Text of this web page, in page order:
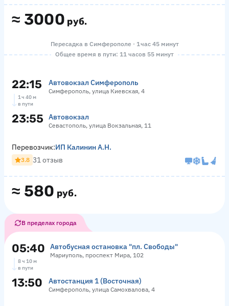
≈ 3000 руб.
Пересадка в Симферополе · 1 час 45 минут
Общее время в пути: 11 часов 55 минут
22:15 Автовокзал Симферополь
Симферополь, улица Киевская, 4
1 ч 40 м
в пути
23:55 Автовокзал
Севастополь, улица Вокзальная, 11
≈ 580 руб.
Перевозчик:ИП Калинин А.Н.
3.8 31 отзыв
В пределах города
05:40 Автобусная остановка "пл. Свободы"
Мариуполь, проспект Мира, 102
8 ч 10 м
в пути
13:50 Автостанция 1 (Восточная)
Симферополь, улица Самохвалова, 4